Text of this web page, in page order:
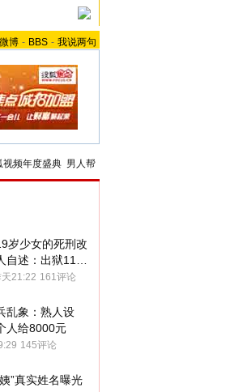
微博 - BBS - 我说两句
视频年度盛典 男人帮
岁少女的死刑改
自述：出狱11年
躲避被害人家属
天21:22 161评论
乱象：熟人设
人给8000元
145评论
”真实姓名曝光